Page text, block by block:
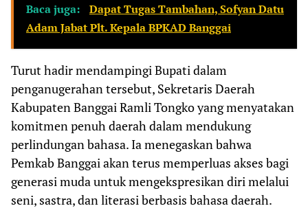
Baca juga:
Dapat Tugas Tambahan, Sofyan Datu
Adam Jabat Plt. Kepala BPKAD Banggai
Turut hadir mendampingi Bupati dalam
penganugerahan tersebut, Sekretaris Daerah
Kabupaten Banggai Ramli Tongko yang menyatakan
komitmen penuh daerah dalam mendukung
perlindungan bahasa. Ia menegaskan bahwa
Pemkab Banggai akan terus memperluas akses bagi
generasi muda untuk mengekspresikan diri melalui
seni, sastra, dan literasi berbasis bahasa daerah.